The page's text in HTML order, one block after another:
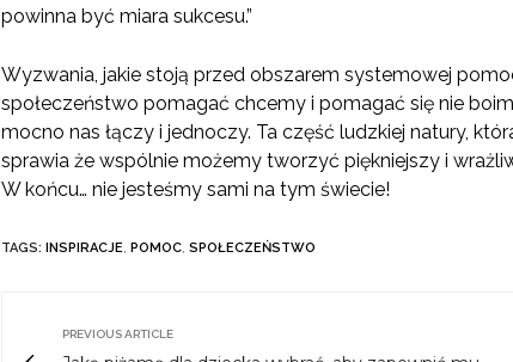
powinna być miara sukcesu.”
Wyzwania, jakie stoją przed obszarem systemowej
społeczeństwo pomagać chcemy i pomagać się nie
mocno nas łączy i jednoczy. Ta część ludzkiej natury,
sprawia że wspólnie możemy tworzyć piękniejszy i
W końcu… nie jesteśmy sami na tym świecie!
TAGS: INSPIRACJE POMOC SPOŁECZEŃSTWO
PREVIOUS ARTICLE